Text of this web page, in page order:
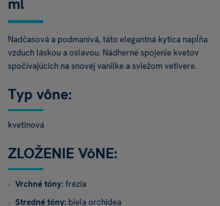
ml
Nadčasová a podmanivá, táto elegantná kytica napĺňa
vzduch láskou a oslavou. Nádherné spojenie kvetov
spočívajúcich na snovej vanilke a sviežom vetivere.
Typ vône:
kvetinová
ZLOŽENIE VôNE:
Vrchné tóny: frézia
Stredné tóny: biela orchidea